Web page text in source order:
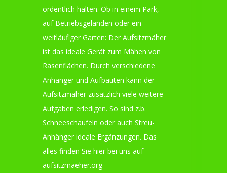
ordentlich halten. Ob in einem Park,
auf Betriebsgeländen oder ein
weitläufiger Garten: Der Aufsitzmäher
ist das ideale Gerät zum Mähen von
Rasenflächen. Durch verschiedene
Anhänger und Aufbauten kann der
Aufsitzmäher zusätzlich viele weitere
Aufgaben erledigen. So sind z.b.
Schneeschaufeln oder auch Streu-
Anhänger ideale Ergänzungen. Das
alles finden Sie hier bei uns auf
aufsitzmaeher.org